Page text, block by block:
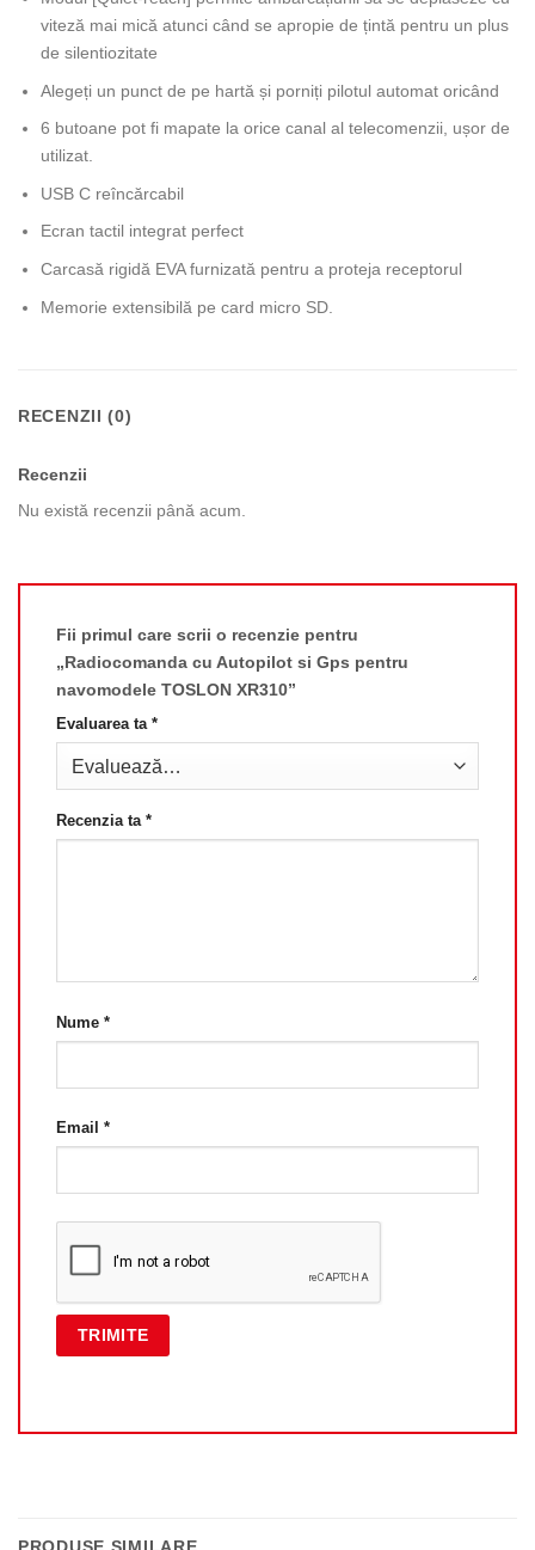
viteză mai mică atunci când se apropie de țintă pentru un plus
de silentiozitate
Alegeți un punct de pe hartă și porniți pilotul automat oricând
6 butoane pot fi mapate la orice canal al telecomenzii, ușor de
utilizat.
USB C reîncărcabil
Ecran tactil integrat perfect
Carcasă rigidă EVA furnizată pentru a proteja receptorul
Memorie extensibilă pe card micro SD.
RECENZII (0)
Recenzii
Nu există recenzii până acum.
Fii primul care scrii o recenzie pentru
„Radiocomanda cu Autopilot si Gps pentru
navomodele TOSLON XR310”
Evaluarea ta *
Recenzia ta *
Nume *
Email *